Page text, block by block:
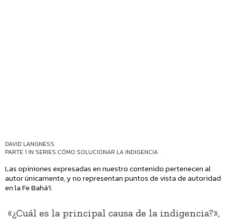
DAVID LANGNESS
PARTE 1 IN SERIES CÓMO SOLUCIONAR LA INDIGENCIA
Las opiniones expresadas en nuestro contenido pertenecen al
autor únicamente, y no representan puntos de vista de autoridad
en la Fe Bahá’í.
«¿Cuál es la principal causa de la indigencia?»,